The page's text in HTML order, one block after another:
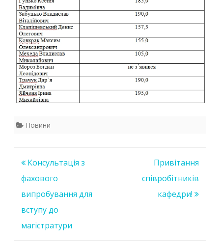
Новини
Навігація
записів
Консультація з
фахового
випробування для
вступу до
магістратури
Привітання
співробітників
кафедри!